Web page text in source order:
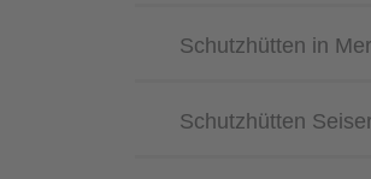
Schutzhütten in
Schutzhütten